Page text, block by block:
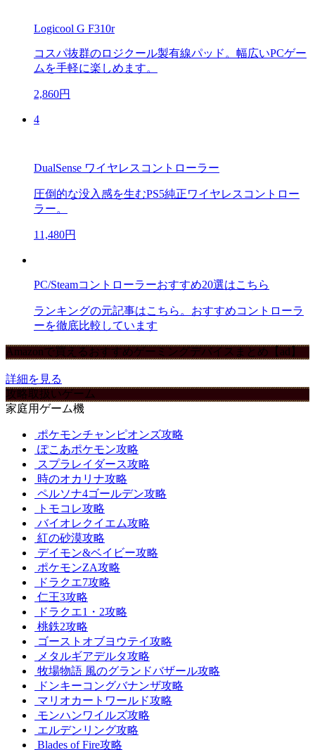
Logicool G F310r
コスパ抜群のロジクール製有線パッド。幅広いPCゲー
ムを手軽に楽しめます。
2,860円
4
DualSense ワイヤレスコントローラー
圧倒的な没入感を生むPS5純正ワイヤレスコントロー
ラー。
11,480円
PC/Steamコントローラーおすすめ20選はこちら
ランキングの元記事はこちら。おすすめコントローラ
ーを徹底比較しています
Amazonで買えるおすすめゲーミングデバイスまとめ【ad】
詳細を見る
攻略取扱いゲーム
家庭用ゲーム機
ポケモンチャンピオンズ攻略
ぽこあポケモン攻略
スプラレイダース攻略
時のオカリナ攻略
ペルソナ4ゴールデン攻略
トモコレ攻略
バイオレクイエム攻略
紅の砂漠攻略
デイモン&ベイビー攻略
ポケモンZA攻略
ドラクエ7攻略
仁王3攻略
ドラクエ1・2攻略
桃鉄2攻略
ゴーストオブヨウテイ攻略
メタルギアデルタ攻略
牧場物語 風のグランドバザール攻略
ドンキーコングバナンザ攻略
マリオカートワールド攻略
モンハンワイルズ攻略
エルデンリング攻略
Blades of Fire攻略